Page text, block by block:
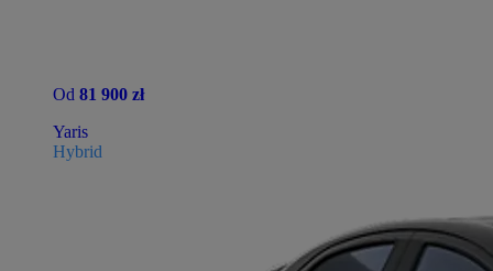
Od 81 900 zł
Yaris
Hybrid